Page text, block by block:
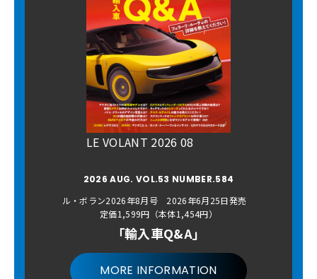
LE VOLANT 2026 08
2026 AUG. VOL.53 NUMBER.584
ル・ボラン2026年8月号 2026年6月25日発売
定価1,599円（本体1,454円）
「輸入車Q&A」
MORE INFORMATION